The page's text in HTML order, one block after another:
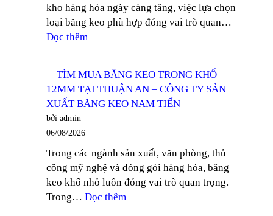
kho hàng hóa ngày càng tăng, việc lựa chọn
loại băng keo phù hợp đóng vai trò quan…
Đọc thêm
BĂNG
KEO
TRONG
TẠI
ĐỒNG
NAI
–
TÌM MUA BĂNG KEO TRONG KHỔ
12MM TẠI THUẬN AN – CÔNG TY SẢN
XUẤT BĂNG KEO NAM TIẾN
bởi admin
06/08/2026
Trong các ngành sản xuất, văn phòng, thủ
công mỹ nghệ và đóng gói hàng hóa, băng
keo khổ nhỏ luôn đóng vai trò quan trọng.
Trong… Đọc thêm